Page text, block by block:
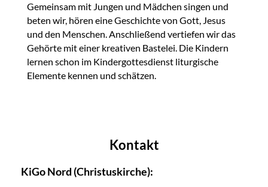
Gemeinsam mit Jungen und Mädchen singen und
beten wir, hören eine Geschichte von Gott, Jesus
und den Menschen. Anschließend vertiefen wir das
Gehörte mit einer kreativen Bastelei. Die Kindern
lernen schon im Kindergottesdienst liturgische
Elemente kennen und schätzen.
Kontakt
KiGo Nord (Christuskirche):